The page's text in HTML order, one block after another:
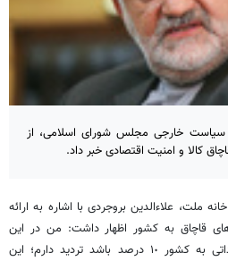
خارجی مجلس شورای اسلامی، از
کالا و امنیت اقتصادی خبر داد.
ملت، علاءالدین بروجردی با اشاره به ارائه
قاچاق به کشور اظهار داشت: من در این
آمار که میزان کالاهای رسمی وارداتی به کشور ١٠ درصد باشد تردید دارم؛ این